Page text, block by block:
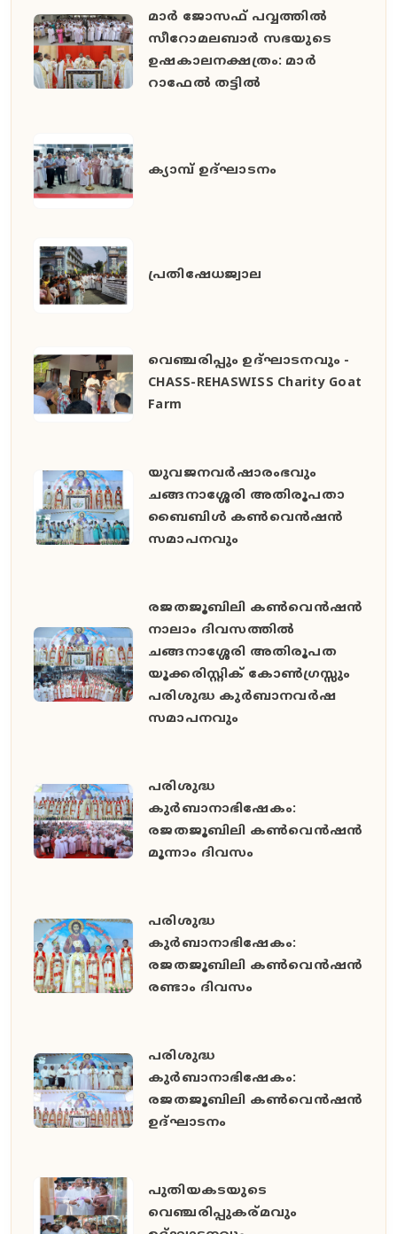
മാർ ജോസഫ് പവ്വത്തിൽ
സീറോമലബാർ സഭയുടെ
ഉഷകാലനക്ഷത്രം: മാർ
റാഫേൽ തട്ടിൽ
ക്യാമ്പ് ഉദ്ഘാടനം
പ്രതിഷേധജ്വാല
വെഞ്ചരിപ്പും ഉദ്ഘാടനവും -
CHASS-REHASWISS Charity Goat
Farm
യുവജനവർഷാരംഭവും
ചങ്ങനാശ്ശേരി അതിരൂപതാ
ബൈബിൾ കൺവെൻഷൻ
സമാപനവും
രജതജൂബിലി കൺവെൻഷൻ
നാലാം ദിവസത്തിൽ
ചങ്ങനാശ്ശേരി അതിരൂപത
യൂക്കരിസ്റ്റിക് കോൺഗ്രസ്സും
പരിശുദ്ധ കുർബാനവർഷ
സമാപനവും
പരിശുദ്ധ
കുർബാനാഭിഷേകം:
രജതജൂബിലി കൺവെൻഷൻ
മൂന്നാം ദിവസം
പരിശുദ്ധ
കുർബാനാഭിഷേകം:
രജതജൂബിലി കൺവെൻഷൻ
രണ്ടാം ദിവസം
പരിശുദ്ധ
കുർബാനാഭിഷേകം:
രജതജൂബിലി കൺവെൻഷൻ
ഉദ്ഘാടനം
പുതിയകടയുടെ
വെഞ്ചരിപ്പുകര്മവും